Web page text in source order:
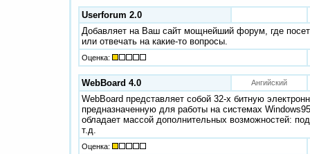
Userforum 2.0
Добавляет на Ваш сайт мощнейший форум, где
или отвечать на какие-то вопросы.
Оценка:
WebBoard 4.0 Ангийский
WebBoard представляет собой 32-х битную
предназначенную для работы на системах
обладает массой дополнительных возможностей:
т.д.
Оценка: